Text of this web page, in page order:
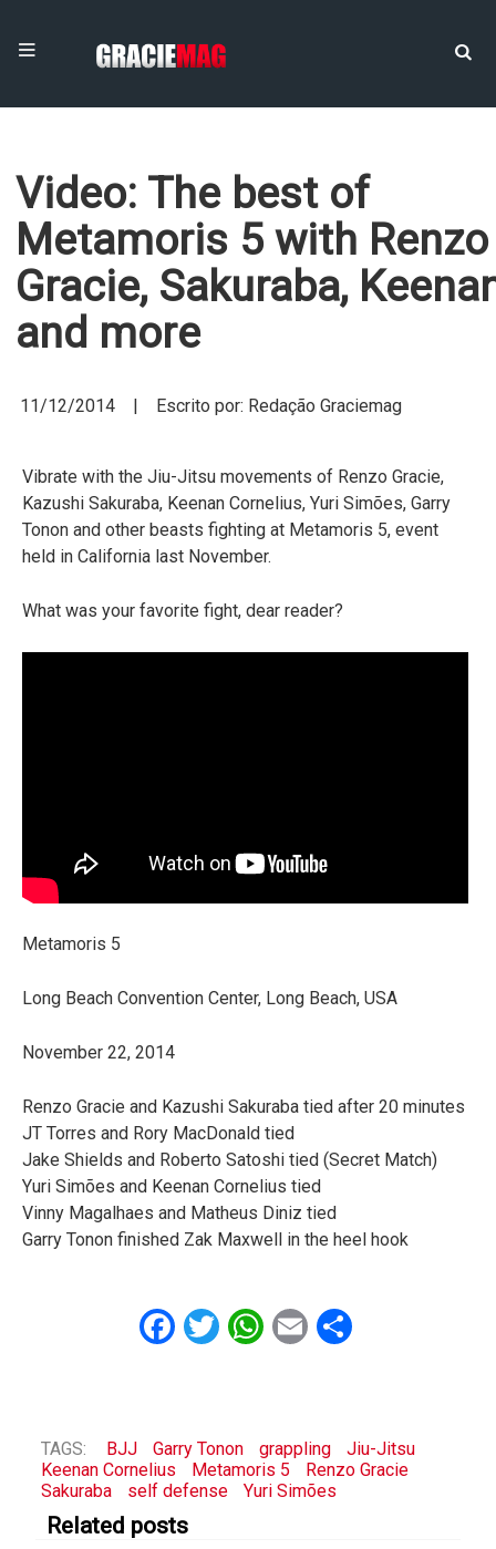
Video: The best of
Metamoris 5 with Renzo
Gracie, Sakuraba,
and more
11/12/2014 | Escrito por: Redação Graciemag
Vibrate with the Jiu-Jitsu movements of Renzo Gracie,
Kazushi Sakuraba, Keenan Cornelius, Yuri Simões, Garry
Tonon and other beasts fighting at Metamoris 5, event
held in California last November.
What was your favorite fight, dear reader?
Metamoris 5
Long Beach Convention Center, Long Beach, USA
November 22, 2014
Renzo Gracie and Kazushi Sakuraba tied after 20 minutes
JT Torres and Rory MacDonald tied
Jake Shields and Roberto Satoshi tied (Secret Match)
Yuri Simões and Keenan Cornelius tied
Vinny Magalhaes and Matheus Diniz tied
Garry Tonon finished Zak Maxwell in the heel hook
Facebook
Twitter
WhatsApp
EmailShare
TAGS: BJJ Garry Tonon grappling
Jiu-Jitsu
Keenan Cornelius
Metamoris 5
Renzo Gracie
Sakuraba
self defense Yuri Simões
Related posts